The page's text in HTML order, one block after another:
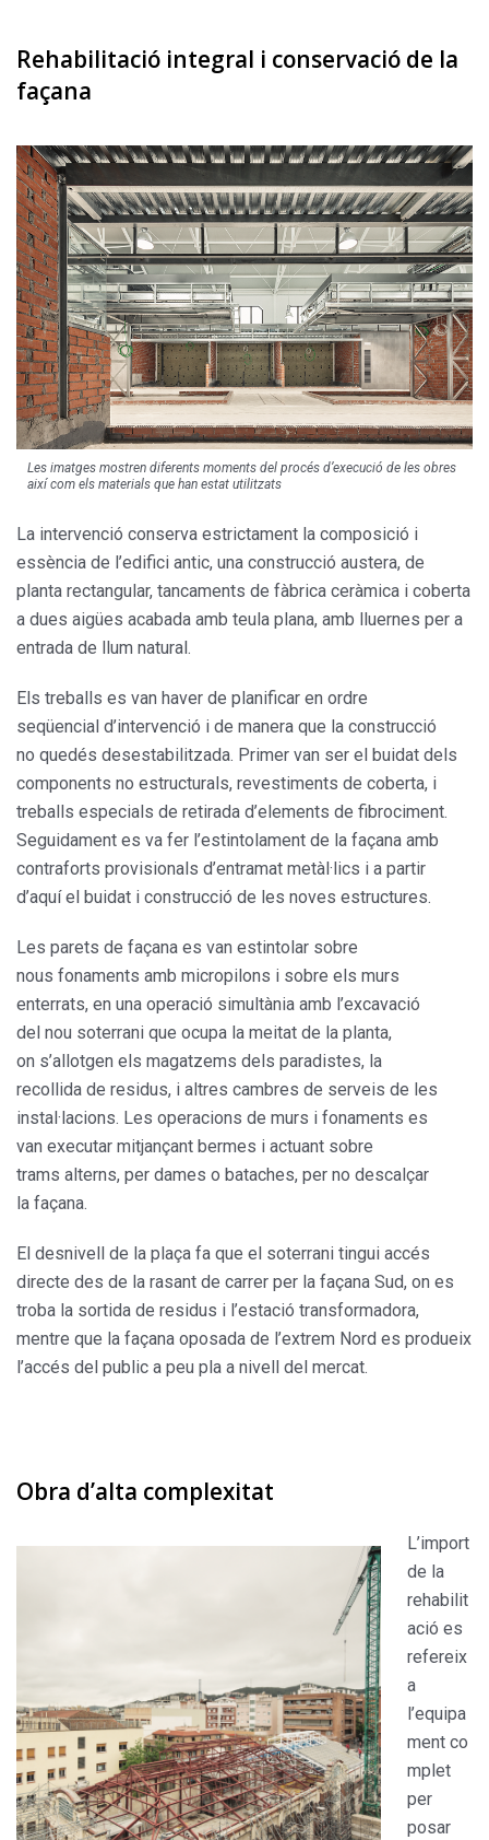
Rehabilitació integral i conservació de la
façana
Les imatges mostren diferents moments del procés d’execució de les obres
així com els materials que han estat utilitzats
La intervenció conserva estrictament la composició i
essència de l’edifici antic, una construcció austera, de
planta rectangular, tancaments de fàbrica ceràmica i coberta
a dues aigües acabada amb teula plana, amb lluernes per a
entrada de llum natural.
Els treballs es van haver de planificar en ordre
seqüencial d’intervenció i de manera que la construcció
no quedés desestabilitzada. Primer van ser el buidat dels
components no estructurals, revestiments de coberta, i
treballs especials de retirada d’elements de fibrociment.
Seguidament es va fer l’estintolament de la façana amb
contraforts provisionals d’entramat metàl·lics i a partir
d’aquí el buidat i construcció de les noves estructures.
Les parets de façana es van estintolar sobre
nous fonaments amb micropilons i sobre els murs
enterrats, en una operació simultània amb l’excavació
del nou soterrani que ocupa la meitat de la planta,
on s’allotgen els magatzems dels paradistes, la
recollida de residus, i altres cambres de serveis de les
instal·lacions. Les operacions de murs i fonaments es
van executar mitjançant bermes i actuant sobre
trams alterns, per dames o bataches, per no descalçar
la façana.
El desnivell de la plaça fa que el soterrani tingui accés
directe des de la rasant de carrer per la façana Sud, on es
troba la sortida de residus i l’estació transformadora,
mentre que la façana oposada de l’extrem Nord es produeix
l’accés del public a peu pla a nivell del mercat.
Obra d’alta complexitat
L’import
de la
rehabilit
ació es
refereix
a
l’equipa
ment co
mplet
per
posar